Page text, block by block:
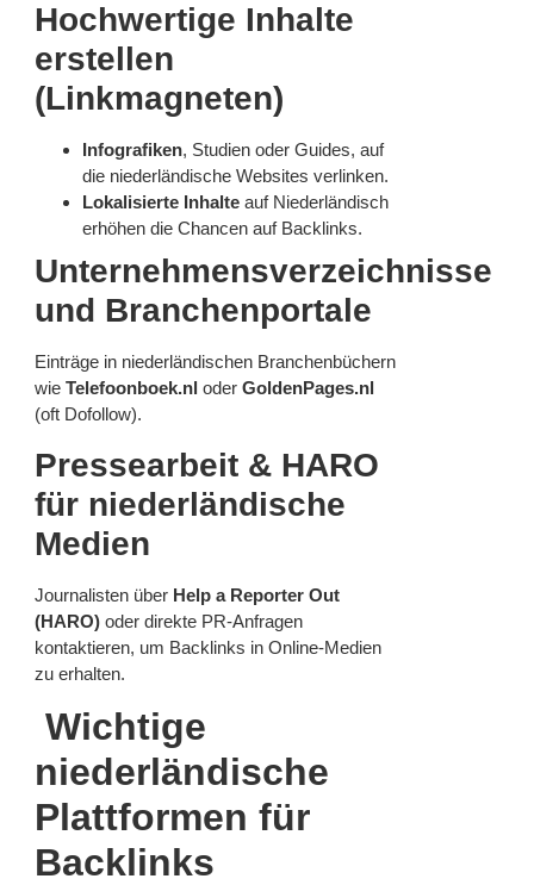
Hochwertige Inhalte
erstellen
(Linkmagneten)
Infografiken, Studien oder Guides, auf
die niederländische Websites verlinken.
Lokalisierte Inhalte auf Niederländisch
erhöhen die Chancen auf Backlinks.
Unternehmensverzeichnisse
und Branchenportale
Einträge in niederländischen Branchenbüchern
wie Telefoonboek.nl oder GoldenPages.nl
(oft Dofollow).
Pressearbeit & HARO
für niederländische
Medien
Journalisten über Help a Reporter Out
(HARO) oder direkte PR-Anfragen
kontaktieren, um Backlinks in Online-Medien
zu erhalten.
Wichtige
niederländische
Plattformen für
Backlinks